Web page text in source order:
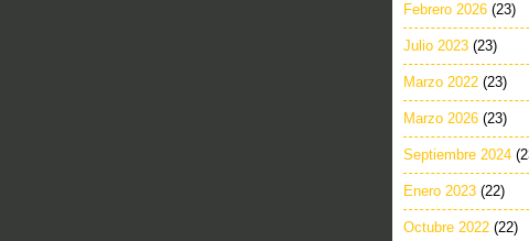
Febrero 2026 (23)
Julio 2023 (23)
Marzo 2022 (23)
Marzo 2026 (23)
Septiembre 2024
Enero 2023 (22)
Octubre 2022 (22)